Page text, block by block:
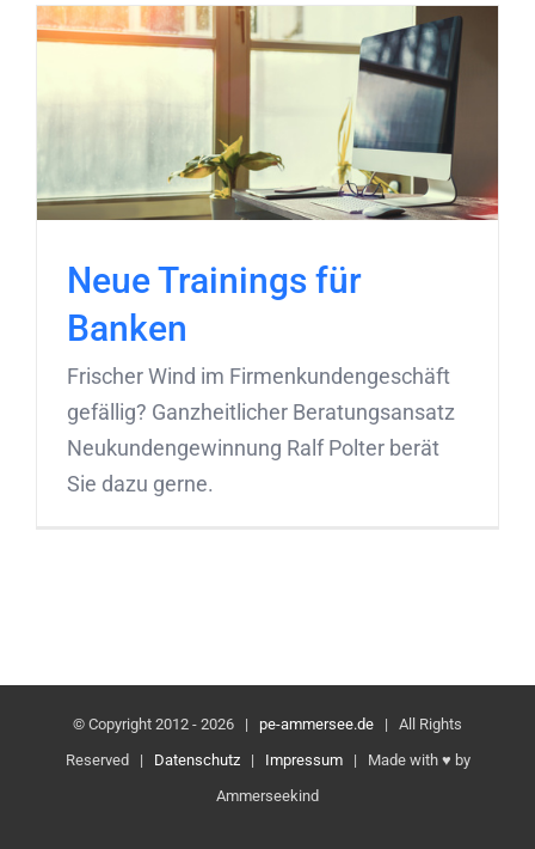
Neue Trainings für
Banken
Frischer Wind im Firmenkundengeschäft
gefällig? Ganzheitlicher Beratungsansatz
Neukundengewinnung Ralf Polter berät
Sie dazu gerne.
© Copyright 2012 - 2026 | pe-ammersee.de | All Rights
Reserved | Datenschutz| Impressum| Made with ♥ by
Ammerseekind